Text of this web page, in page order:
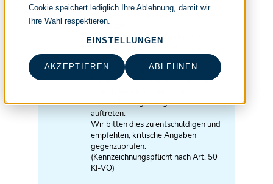
Cookie speichert lediglich Ihre Ablehnung, damit wir
Ihre Wahl respektieren.
EINSTELLUNGEN
AKZEPTIEREN ABLEHNEN
IT-Benchmarking
Target Operating Model
IT Sourcing
IT Sourcing Strategie
IT Ausschreibung
Transition & Transformation Beratung
Transition & Transformation Beratung
IT Infrastruktur
Cloud Migration
Cloud Transition & Transformation
Enterprise Architecture
IT Projekte
Projektmanagement
Testmanagement
KI-generierter Inhalt kann Fehler
enthalten.
Unser Glossar soll Ihnen helfen,
nachzuschlagen – ganz ohne
Unterbrechung beim Lesen.
Da die Artikel teilweise KI-gestützt
inhaltliche Ungenauigkeiten
auftreten.
Wir bitten dies zu entschuldigen und
empfehlen, kritische Angaben
gegenzuprüfen.
(Kennzeichnungspflicht nach Art. 50
KI-VO)